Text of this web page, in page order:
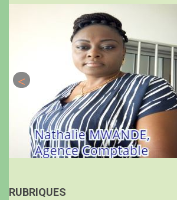
RUBRIQUES